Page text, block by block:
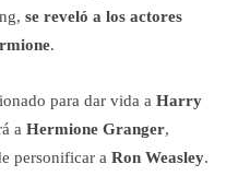
se reveló a los actores
.
para dar vida a Harry
a Hermione Granger,
personificar a Ron Weasley.